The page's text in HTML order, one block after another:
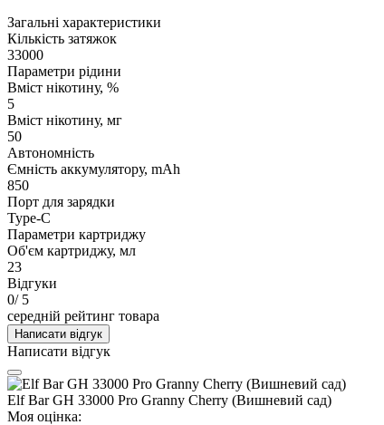
Загальні характеристики
Кількість затяжок
33000
Параметри рідини
Вміст нікотину, %
5
Вміст нікотину, мг
50
Автономність
Ємність аккумулятору, mAh
850
Порт для зарядки
Type-C
Параметри картриджу
Об'єм картриджу, мл
23
Відгуки
0/ 5
середній рейтинг товара
Написати відгук
Написати відгук
Elf Bar GH 33000 Pro Granny Cherry (Вишневий сад)
Моя оцінка: